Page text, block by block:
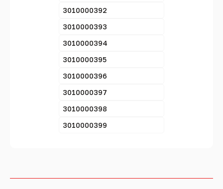
3010000392
3010000393
3010000394
3010000395
3010000396
3010000397
3010000398
3010000399